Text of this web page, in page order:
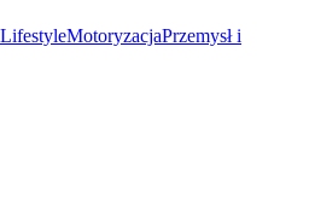
LifestyleMotoryzacjaPrzemysł i